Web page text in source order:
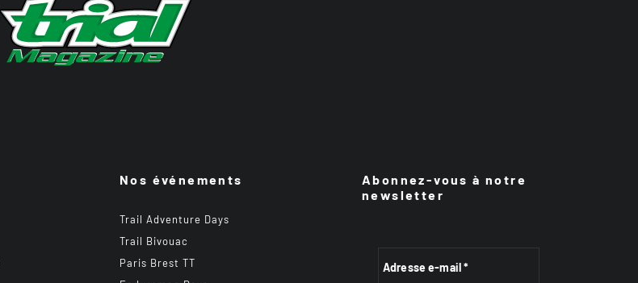
Nos événements
Trail Adventure Days
Trail Bivouac
Paris Brest TT
Abonnez-vous à notre
newsletter